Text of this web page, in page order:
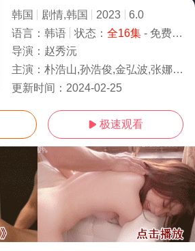
韩国 剧情,韩国 2023
6.0
语言： 韩语 状态： 全16集- 免费在线观看
导演： 赵秀沅
主演： 朴浩山,孙浩俊,金弘波,张娜拉,苏怡贤,李基泽
更新时间： 2024-02-25
 极速观看